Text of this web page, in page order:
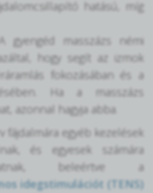
hatású, míg
gyengéd masszázs némi
hogy segít az izmok
fokozásában és a
Ha a masszázs
azonnal hagyja abba.
fájdalmára egyéb kezelések
és egyesek számára
beleértve a
idegstimulációt (TENS)